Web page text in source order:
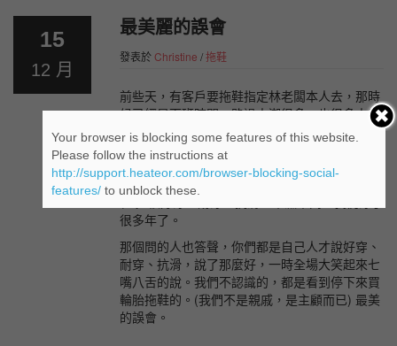
條款和條件
我的帳戶
最美麗的誤會
15
12 月
發表於Christine /拖鞋
前些天，有客戶要拖鞋指定林老闆本人去，那時
候已經是下班時間，路過人潮很多，也很多人看
到停下來買拖鞋，有的是湊熱鬧看看就走，也不
知道我賣甚麼東西，只知道是拖鞋，沒甚麼好看
就走了。有的好奇，常會問這是甚麼拖鞋，怎麼
那麼多人在買，有幾個客人同聲回答說是輪胎拖
很多年了。
那個問的人也答聲，你們都是自己人才說好穿、
耐穿、抗滑，說了那麼好，一時全場大笑起來七
嘴八舌的說。我們不認識的，都是看到停下來買
輪胎拖鞋的。(我們不是親戚，是主顧而已) 最美
的誤會。
Your browser is blocking some features of this website.
Please follow the instructions at
http://support.heateor.com/browser-blocking-social-
features/ to unblock these.